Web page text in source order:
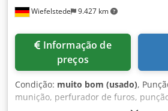
Wiefelstede 9.427 km
preços
Condição: muito bom (usado),
munição, perfurador de furos,